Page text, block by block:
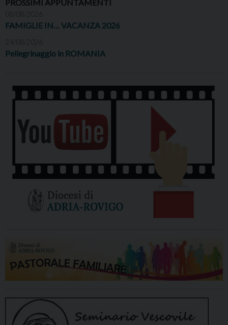
PROSSIMI APPUNTAMENTI
FAMIGLIE IN… VACANZA 2026
Pellegrinaggio in ROMANIA